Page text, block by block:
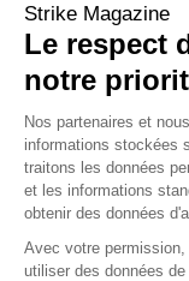
produit. En dehors
– 17 h 35 sur le
Générale
autres bourses
ou sur le marché
de prix sur ses
trop faible, c’est-
sur le sous-jacent,
proposer un prix
produits indexés
Strike Magazine
Le respect
notre
Nos partenaires et
informations stockées
traitons les données
et les informations
obtenir des données
Avec votre
utiliser des données